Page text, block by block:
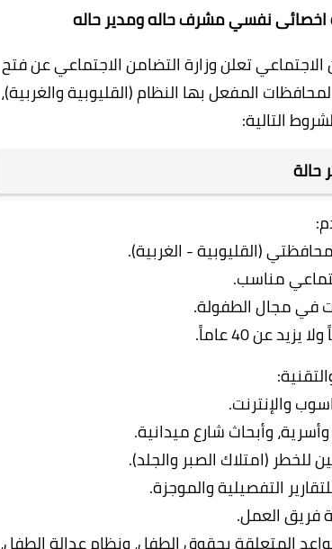
اخصائى نفسي مشرف حاله ومدير حاله
الاجتماعي تعلن وزارة التضامن الاجتماعي عن فتح
المفعل بها النظام (القليوبية والغربية)،
التالية:
(القليوبية - الغربية).
مناسب.
والإنترنت.
وأبحاث شارع ميدانية.
للخطر (امتلاك الصبر والجلد).
التفصيلية والموجزة.
فريق العمل.
المتعلقة بحقوق الطفل، ونظام عدالة الطفل،